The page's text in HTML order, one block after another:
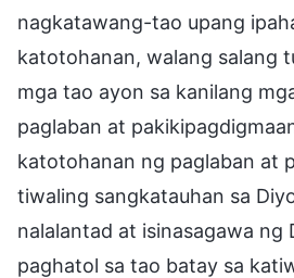
nagkatawang-tao upang
katotohanan, walang salang
mga tao ayon sa kanilang
paglaban at
katotohanan ng paglaban at
tiwaling sangkatauhan sa
nalalantad at isinasagawa ng
paghatol sa tao batay sa